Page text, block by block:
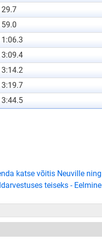
29.7
59.0
1:06.3
3:09.4
3:14.2
3:19.7
3:44.5
katse võitis Neuville ning
teiseks - Eelmine